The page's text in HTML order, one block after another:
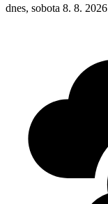
dnes, sobota 8. 8. 2026